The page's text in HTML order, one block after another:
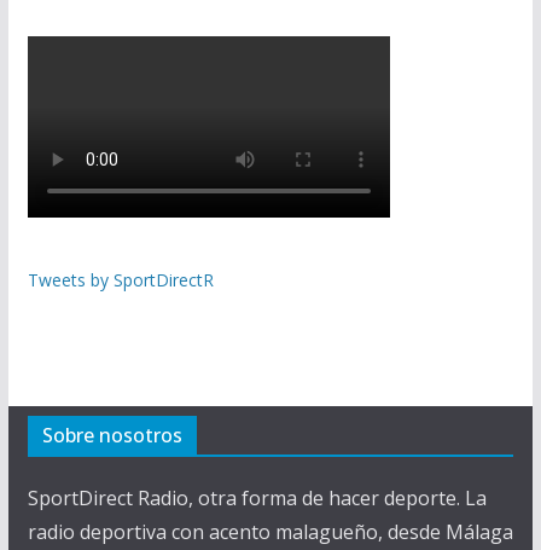
Tweets by SportDirectR
Sobre nosotros
SportDirect Radio, otra forma de hacer deporte. La
radio deportiva con acento malagueño, desde Málaga